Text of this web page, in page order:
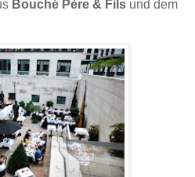
Bouché Père & Fils und dem